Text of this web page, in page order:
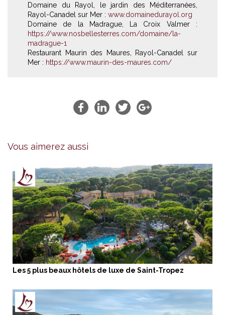
Domaine du Rayol, le jardin des Méditerranées,
Rayol-Canadel sur Mer : www.domainedurayol.org
Domaine de la Madrague, La Croix Valmer :
https://www.nosbellesterres.com/domaine/la-
madrague-1
Restaurant Maurin des Maures, Rayol-Canadel sur
Mer : https://www.maurin-des-maures.com/
Vous aimerez aussi
Les 5 plus beaux hôtels de luxe de Saint-Tropez